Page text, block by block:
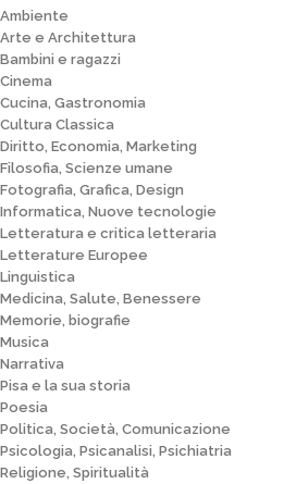
Ambiente
Arte e Architettura
Bambini e ragazzi
Cinema
Cucina, Gastronomia
Cultura Classica
Diritto, Economia, Marketing
Filosofia, Scienze umane
Fotografia, Grafica, Design
Informatica, Nuove tecnologie
Letteratura e critica letteraria
Letterature Europee
Linguistica
Medicina, Salute, Benessere
Memorie, biografie
Musica
Narrativa
Pisa e la sua storia
Poesia
Politica, Società, Comunicazione
Psicologia, Psicanalisi, Psichiatria
Religione, Spiritualità